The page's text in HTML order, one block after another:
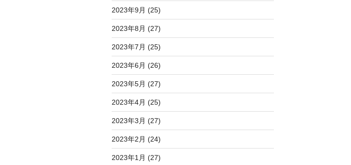
2023年9月 (25)
2023年8月 (27)
2023年7月 (25)
2023年6月 (26)
2023年5月 (27)
2023年4月 (25)
2023年3月 (27)
2023年2月 (24)
2023年1月 (27)